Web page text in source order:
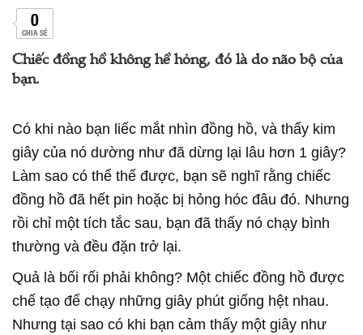
0
CHIA SẺ
Chiếc đồng hồ không hề hỏng, đó là do não bộ của
bạn.
Có khi nào bạn liếc mắt nhìn đồng hồ, và thấy kim
giây của nó dường như đã dừng lại lâu hơn 1 giây?
Làm sao có thể thế được, bạn sẽ nghĩ rằng chiếc
đồng hồ đã hết pin hoặc bị hỏng hóc đâu đó. Nhưng
rồi chỉ một tích tắc sau, bạn đã thấy nó chạy bình
thường và đều đặn trở lại.
Quả là bối rối phải không? Một chiếc đồng hồ được
chế tạo để chạy những giây phút giống hệt nhau.
Nhưng tại sao có khi bạn cảm thấy một giây như